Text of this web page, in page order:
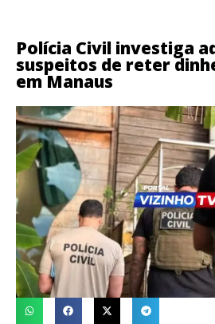
Polícia Civil investiga
suspeitos de reter
em Manaus